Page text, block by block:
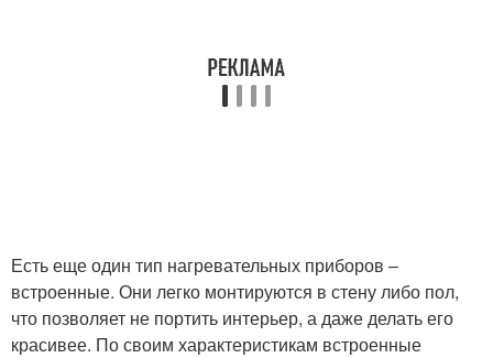
Есть еще один тип нагревательных приборов –
встроенные. Они легко монтируются в стену либо пол,
что позволяет не портить интерьер, а даже делать его
красивее. По своим характеристикам встроенные